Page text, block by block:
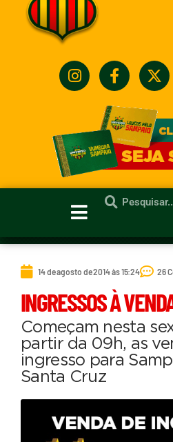
14 de agosto de 2014 às 15:24 26
INGRESSOS À
Começam nesta
partir da 09h, as
ingresso para
Santa Cruz